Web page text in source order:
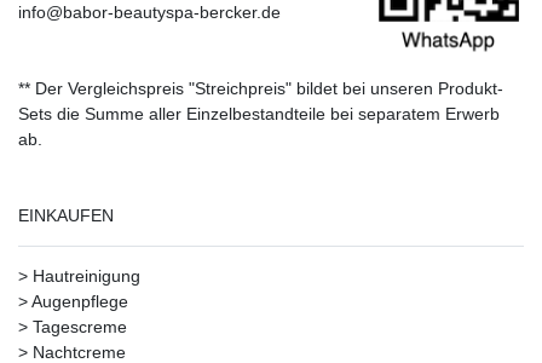
info@babor-beautyspa-bercker.de
** Der Vergleichspreis "Streichpreis" bildet bei unseren Produkt-
Sets die Summe aller Einzelbestandteile bei separatem Erwerb
ab.
EINKAUFEN
> Hautreinigung
>Augenpflege
> Tagescreme
> Nachtcreme